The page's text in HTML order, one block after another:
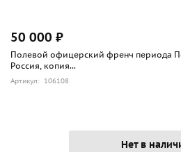
50 000 ₽
Полевой офицерский френч периода
Россия, копия...
Артикул: 106108
Нет в